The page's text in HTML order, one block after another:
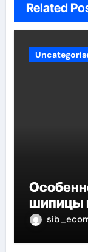
Related
шипицы